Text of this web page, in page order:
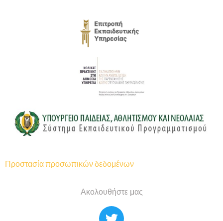
Προστασία προσωπικών δεδομένων
Ακολουθήστε μας